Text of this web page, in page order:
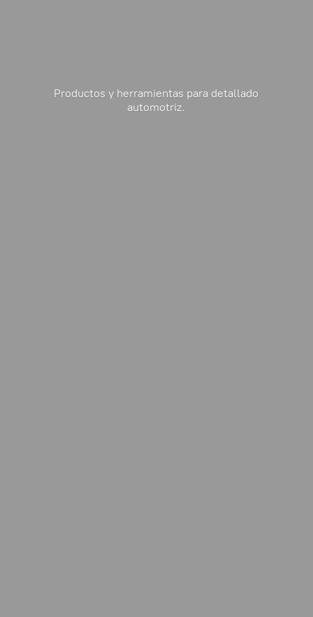
Productos y herramientas para detallado
automotriz.